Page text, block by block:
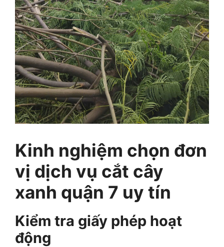
Kinh nghiệm chọn đơn
vị dịch vụ cắt cây
xanh quận 7 uy tín
Kiểm tra giấy phép hoạt
động